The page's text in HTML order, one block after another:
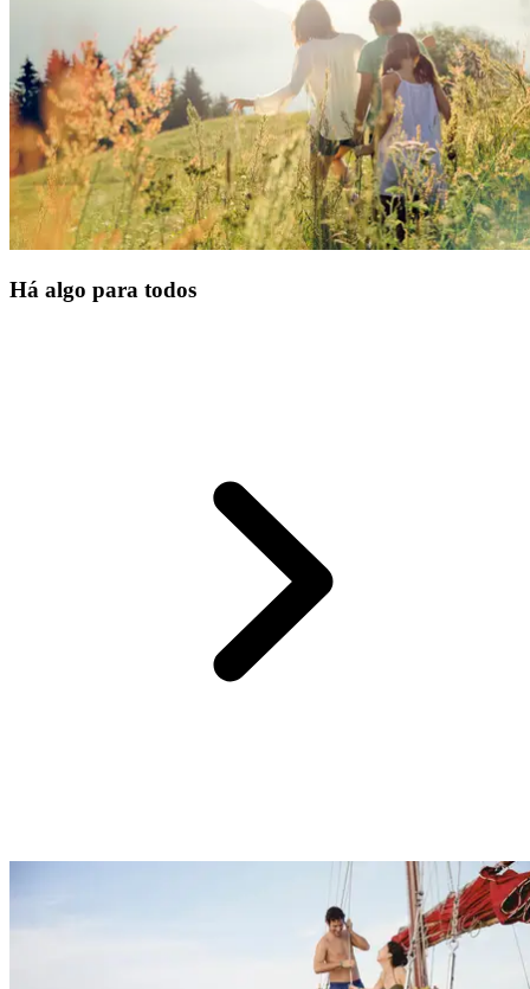
florescerem e relaxe!
Há algo para todos
Uma das partes mais difíceis do planejamento de férias,
especialmente se for para toda a família, é escolher atividades que
atendam a todos. No Club Med, temos algo para todos, com
entretenimento noturno, esportes e atividades de iniciantes até
profissionais e clubs para as crianças. Mime-se no spa e desfrute de
um tempo de qualidade a dois, ou sente-se na praia e volte à